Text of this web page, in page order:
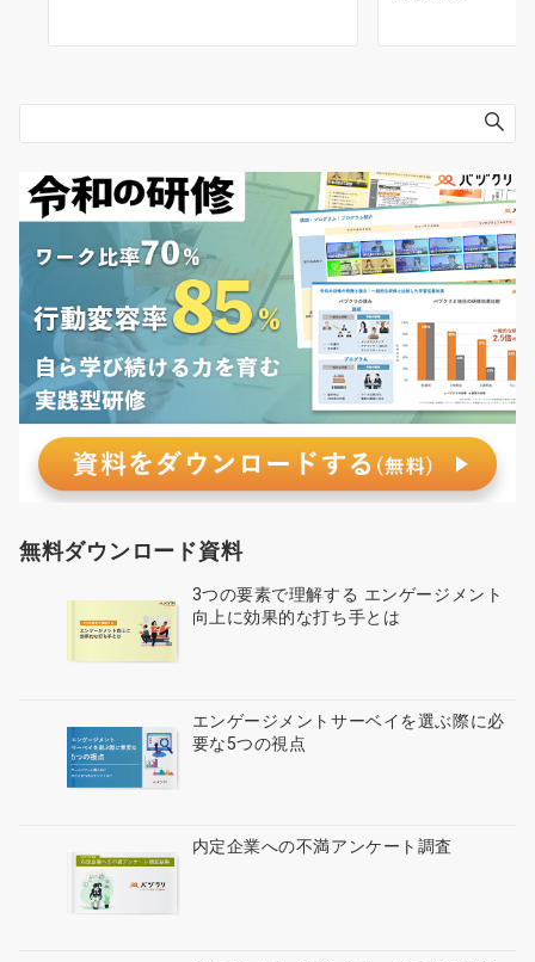
無料ダウンロード資料
3つの要素で理解する エンゲージメント
向上に効果的な打ち手とは
エンゲージメントサーベイを選ぶ際に必
要な5つの視点
内定企業への不満アンケート調査